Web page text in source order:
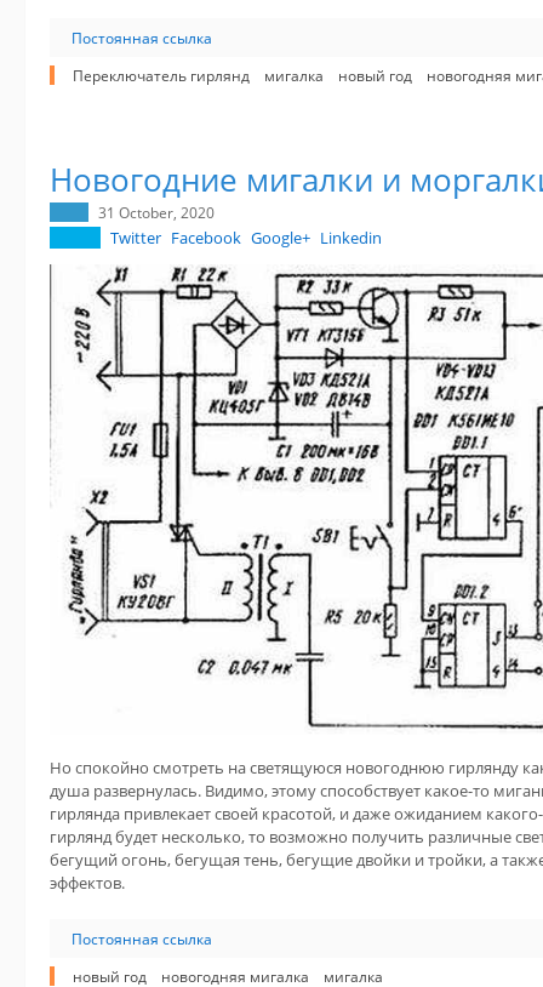
Постоянная ссылка
Переключатель гирлянд
мигалка новый год новогодняя
Новогодние мигалки и
31 October, 2020
Twitter Facebook Google+ Linkedin
Но спокойно смотреть на светящуюся новогоднюю гирлянду
душа развернулась. Видимо, этому способствует какое-то
гирлянда привлекает своей красотой, и даже ожиданием
гирлянд будет несколько, то возможно получить различные
бегущий огонь, бегущая тень, бегущие двойки и тройки, а
эффектов.
Постоянная ссылка
новый год
новогодняя мигалка мигалка